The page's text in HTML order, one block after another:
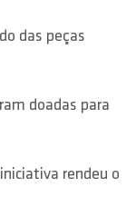
das peças
doadas para
rendeu o